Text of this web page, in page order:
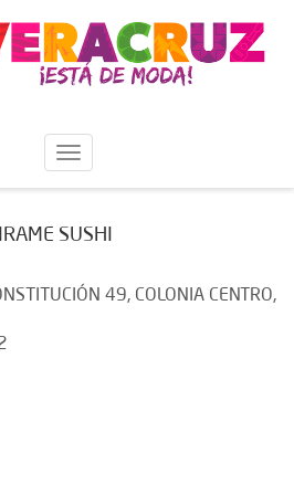
SUSHI
49, COLONIA CENTRO,